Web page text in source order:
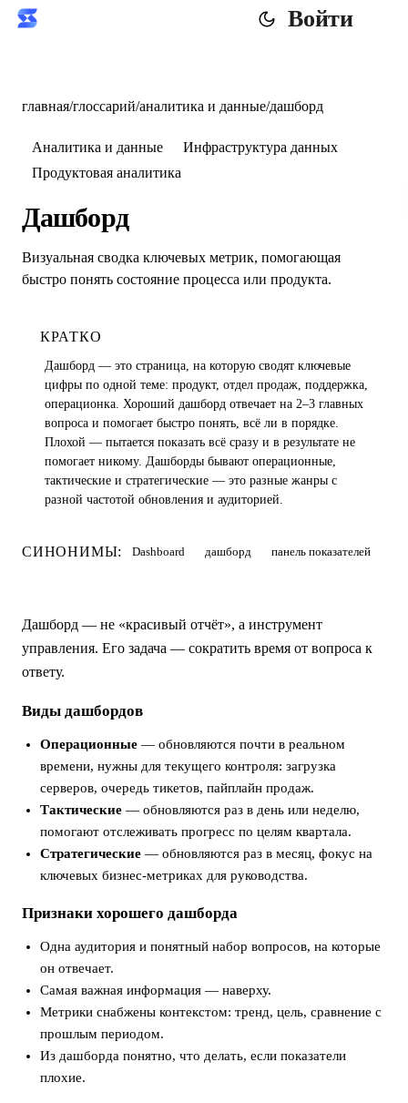
Войти
главная/глоссарий/аналитика и данные/дашборд
Аналитика и данные
Инфраструктура данных
Продуктовая аналитика
Дашборд
Визуальная сводка ключевых метрик, помогающая
быстро понять состояние процесса или продукта.
КРАТКО
Дашборд — это страница, на которую сводят ключевые
цифры по одной теме: продукт, отдел продаж, поддержка,
операционка. Хороший дашборд отвечает на 2–3 главных
вопроса и помогает быстро понять, всё ли в порядке.
Плохой — пытается показать всё сразу и в результате не
помогает никому. Дашборды бывают операционные,
тактические и стратегические — это разные жанры с
разной частотой обновления и аудиторией.
СИНОНИМЫ: Dashboard дашборд панель показателей
Дашборд — не «красивый отчёт», а инструмент
управления. Его задача — сократить время от вопроса к
ответу.
Виды дашбордов
Операционные — обновляются почти в реальном
времени, нужны для текущего контроля: загрузка
серверов, очередь тикетов, пайплайн продаж.
Тактические — обновляются раз в день или неделю,
помогают отслеживать прогресс по целям квартала.
Стратегические — обновляются раз в месяц, фокус на
ключевых бизнес-метриках для руководства.
Признаки хорошего дашборда
Одна аудитория и понятный набор вопросов, на которые
он отвечает.
Самая важная информация — наверху.
Метрики снабжены контекстом: тренд, цель, сравнение с
прошлым периодом.
Из дашборда понятно, что делать, если показатели
плохие.